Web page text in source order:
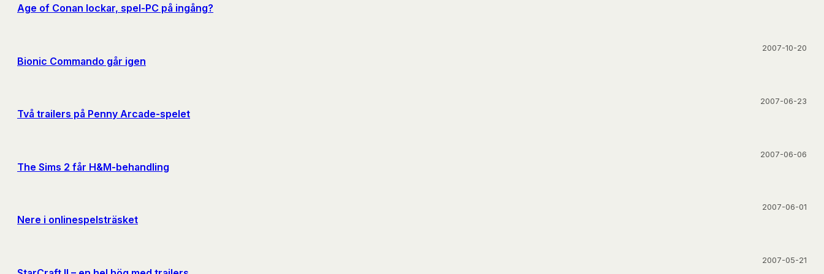
Age of Conan lockar, spel-PC på ingång?
Bionic Commando går igen
2007-10-20
Två trailers på Penny Arcade-spelet
2007-06-23
The Sims 2 får H&M-behandling
2007-06-06
Nere i onlinespelsträsket
2007-06-01
2007-05-21